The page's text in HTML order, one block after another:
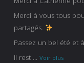
Merci à vous tous
partagés.
Passez un bel été et
Il rest ... Voir plus